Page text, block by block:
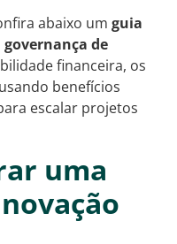
abaixo umguia
de
financeira, os
benefícios
escalar projetos
uma